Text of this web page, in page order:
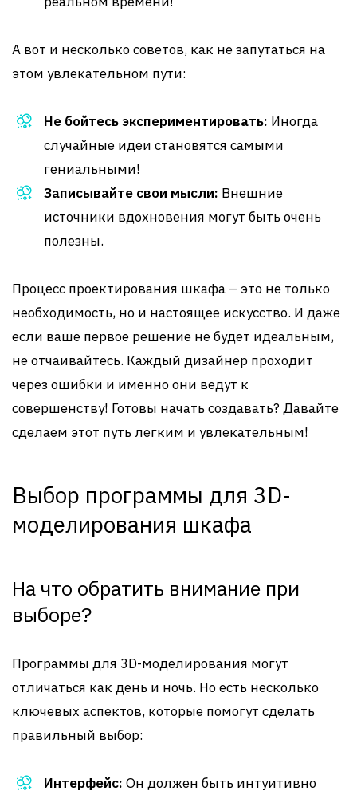
А вот и несколько советов, как не запутаться на
этом увлекательном пути:
Не бойтесь экспериментировать: Иногда
случайные идеи становятся самыми
гениальными!
Записывайте свои мысли: Внешние
источники вдохновения могут быть очень
полезны.
Процесс проектирования шкафа – это не только
необходимость, но и настоящее искусство. И даже
если ваше первое решение не будет идеальным,
не отчаивайтесь. Каждый дизайнер проходит
через ошибки и именно они ведут к
совершенству! Готовы начать создавать? Давайте
сделаем этот путь легким и увлекательным!
Выбор программы для 3D-
моделирования шкафа
На что обратить внимание при
выборе?
Программы для 3D-моделирования могут
отличаться как день и ночь. Но есть несколько
ключевых аспектов, которые помогут сделать
правильный выбор:
Интерфейс: Он должен быть интуитивно